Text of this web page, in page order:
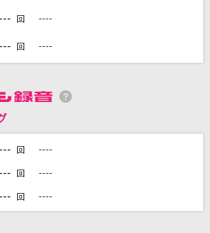
といい日になる
オクリップバージョン)
回 ----
回 ----
回 ----
回 ----
回 ----